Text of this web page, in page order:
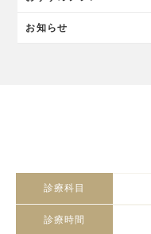
お知らせ
診療科目
診療時間